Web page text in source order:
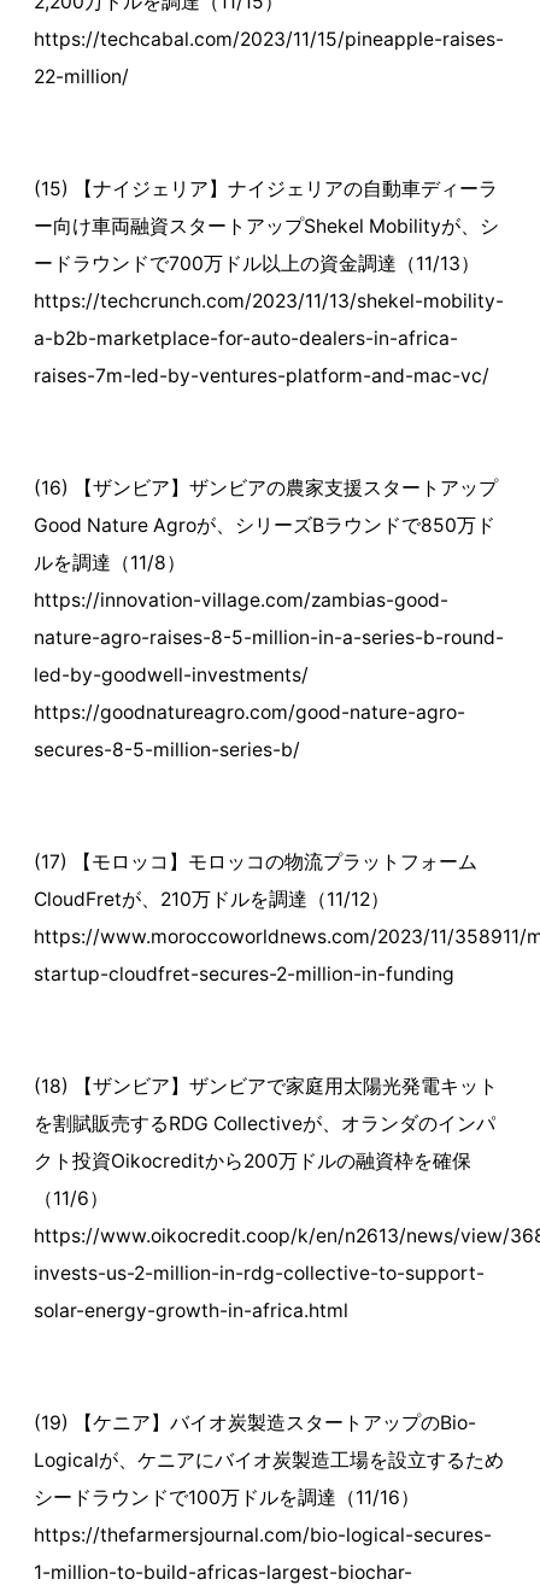
https://techcabal.com/2023/11/15/pineapple-raises-
22-million/
(15) 【ナイジェリア】ナイジェリアの自動車ディーラ
ー向け車両融資スタートアップShekel Mobilityが、シ
ードラウンドで700万ドル以上の資金調達（11/13）
https://techcrunch.com/2023/11/13/shekel-mobility-
a-b2b-marketplace-for-auto-dealers-in-africa-
raises-7m-led-by-ventures-platform-and-mac-vc/
(16) 【ザンビア】ザンビアの農家支援スタートアップ
Good Nature Agroが、シリーズBラウンドで850万ド
ルを調達（11/8）
https://innovation-village.com/zambias-good-
nature-agro-raises-8-5-million-in-a-series-b-round-
led-by-goodwell-investments/
https://goodnatureagro.com/good-nature-agro-
secures-8-5-million-series-b/
(17) 【モロッコ】モロッコの物流プラットフォーム
CloudFretが、210万ドルを調達（11/12）
https://www.moroccoworldnews.com/2023/11/358911/
startup-cloudfret-secures-2-million-in-funding
(18) 【ザンビア】ザンビアで家庭用太陽光発電キット
を割賦販売するRDG Collectiveが、オランダのインパ
クト投資Oikocreditから200万ドルの融資枠を確保
（11/6）
https://www.oikocredit.coop/k/en/n2613/news/view/
invests-us-2-million-in-rdg-collective-to-support-
solar-energy-growth-in-africa.html
(19) 【ケニア】バイオ炭製造スタートアップのBio-
Logicalが、ケニアにバイオ炭製造工場を設立するため
シードラウンドで100万ドルを調達（11/16）
https://thefarmersjournal.com/bio-logical-secures-
1-million-to-build-africas-largest-biochar-